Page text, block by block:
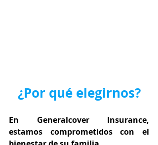
¿Por qué elegirnos?
En Generalcover Insurance,
estamos comprometidos con el